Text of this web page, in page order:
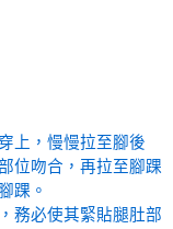
上，慢慢拉至腳後
位吻合，再拉至腳踝
踝。
務必使其緊貼腿肚部